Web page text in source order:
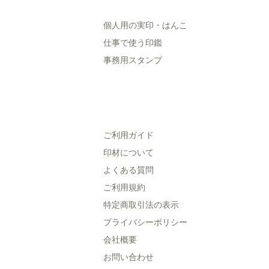
個人用の実印・はんこ
仕事で使う印鑑
事務用スタンプ
ご利用ガイド
印材について
よくある質問
ご利用規約
特定商取引法の表示
プライバシーポリシー
会社概要
お問い合わせ